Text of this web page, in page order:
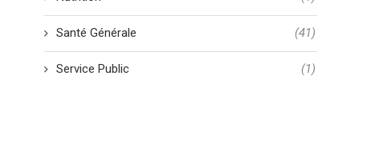
Santé Générale (41)
Service Public (1)